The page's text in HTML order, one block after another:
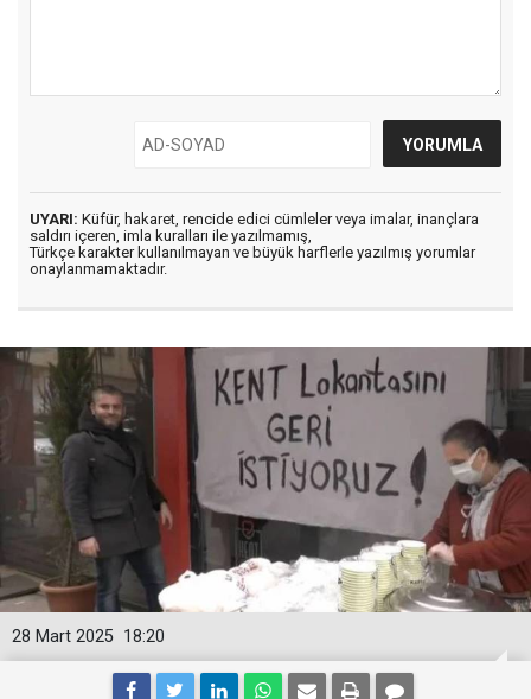
UYARI: Küfür, hakaret, rencide edici cümleler veya imalar, inançlara
saldırı içeren, imla kuralları ile yazılmamış,
Türkçe karakter kullanılmayan ve büyük harflerle yazılmış yorumlar
onaylanmamaktadır.
18:20
28 Mart 2025